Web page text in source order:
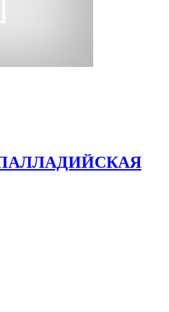
ПАЛЛАДИЙСКАЯ